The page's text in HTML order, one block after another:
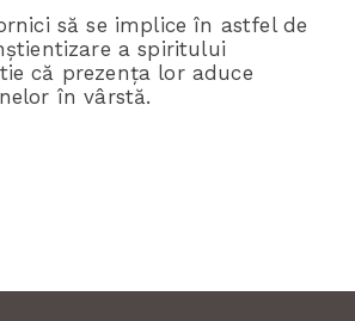
să se implice în astfel de
a spiritului
că prezența lor aduce
în vârstă.